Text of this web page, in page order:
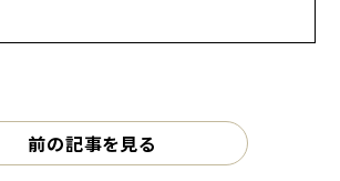
前の記事を見る